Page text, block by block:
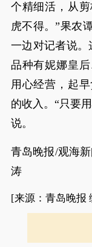
个精细活，从
虎不得。”果农
一边对记者说。
品种有妮娜皇
用心经营，起
的收入。“只要
说。
青岛晚报/观海
涛
[来源：青岛晚报